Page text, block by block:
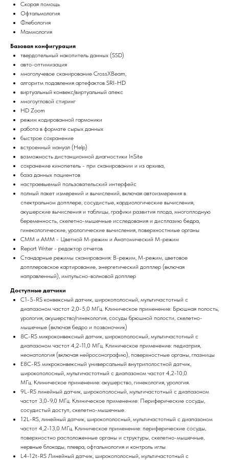
Скорая помощь
Офтальмология
Флебология
Маммология
Базовая конфигурация
твердотельный накопитель данных (SSD)
авто-оптимизация
многолучевое сканирование CrossXBeam,
алгоритм подавления артефактов SRI-HD
виртуальный конвекс/виртуальный апекс
многоугловой стиринг
HD Zoom
режим кодированной гармоники
работа в формате сырых данных
быстрое сохранение
вcтроенный мануал (Help)
возможность дистанционной диагностики InSite
сохранение кинопетель - при сканировании и из архива,
база данных пациентов
настраевыемый пользовательский интерфейс
полный пакет измерений и вычислений, включая автоизмерения в
спектральном допплере, сосудистые, кардиологические вычисления,
акушерские вычисления и таблицы, графики развития плода, многоплодную
беременность, скелетно-мышечные исследования и дисплазию бедра,
гинекологические, урологические вычисления, поверхностниые органы
CMM и AMM - Цветной М-режим и Анатомический М-режим
Report Writer - редактор отчетов
Стандарные режимы сканирования: В-режим, М-режим, цветовое
допплеровское картирование, энергетический допплер (включая
направленный), импульсно-волновой допплер
Доступные датчики
C1-5-RS конвексный датчик, широкополосный, мультичастотный с
диапазоном частот 2,0-5,0 МГц. Клиническое применение: Брюшная полость,
урология, акушерство/гинекология, сосуды брюшной полости, скелетно-
мышечные (включая бедро и позвоночник)
8C-RS микроконвексный датчик, широкополосный, мультичастотный с
диапазоном частот 4,2-11,0 МГц. Клиническое применение: педиатрия,
неонатология (включая нейросонографию), поверхностные органы, глазницы
E8C-RS микроконвексный универсальный внутриполостной датчик,
широкополосный, мультичастотный с диапазоном частот 4,2-10,0
МГц. Клиническое применение: акушерство, гинекология, урология.
9L-RS линейный датчик, широкополосный, мультичастотный с диапазоном
частот 3,0-9,0 МГц. Клиническое применение: Периферические сосуды,
сосудистый доступ, скелетно-мышечные.
12L-RS, линейный датчик, широкополосный, мультичастотный с диапазоном
частот 4,2-13,0 МГц. Клиническое применение: периферические сосуды,
поверхностно расположенные органы и структуры, скелетно-мышечные,
нервные блокады, плевра, офтальмология и контроль иглы
L4-12t-RS Линейный датчик, широкополосный, мультичастотный с